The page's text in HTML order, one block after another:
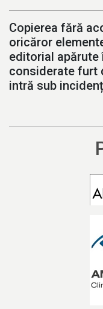
Copierea fără
oricăror
editorial
considerate furt
intră sub